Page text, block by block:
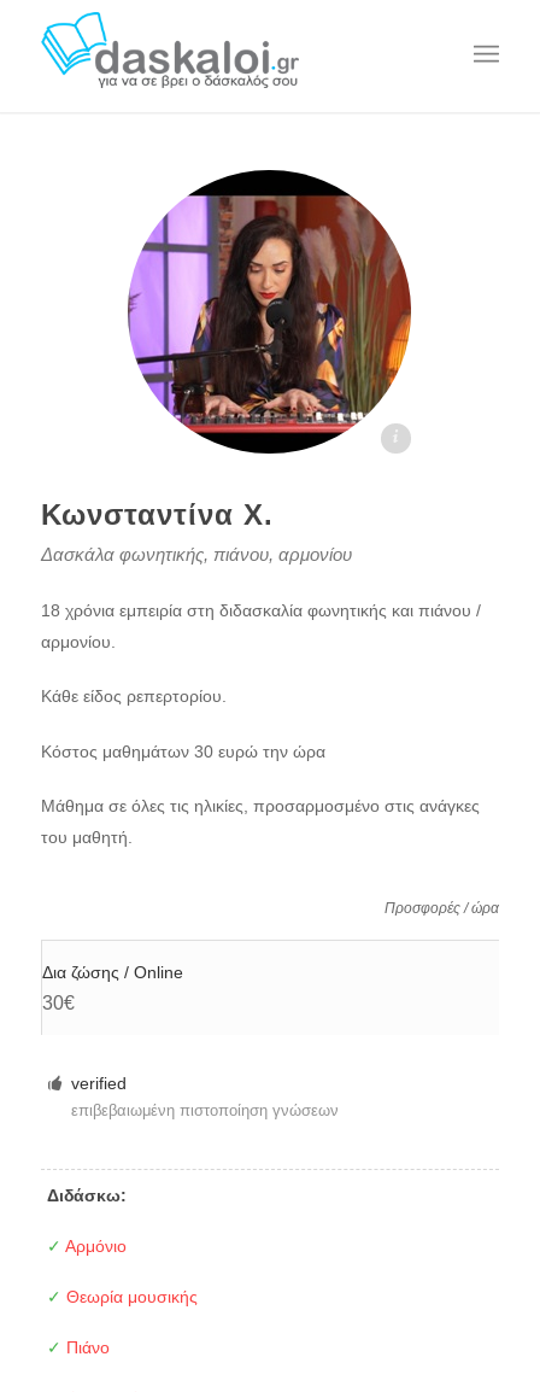
Κωνσταντίνα Χ. daskaloi.gr
Κωνσταντίνα Χ.
Δασκάλα φωνητικής, πιάνου, αρμονίου
18 χρόνια εμπειρία στη διδασκαλία φωνητικής και πιάνου /
αρμονίου.
Κάθε είδος ρεπερτορίου.
Κόστος μαθημάτων 30 ευρώ την ώρα
Μάθημα σε όλες τις ηλικίες, προσαρμοσμένο στις ανάγκες
του μαθητή.
Προσφορές / ώρα
Δια ζώσης / Online
30€
verified
επιβεβαιωμένη πιστοποίηση γνώσεων
Διδάσκω:
✓ Αρμόνιο
✓ Θεωρία μουσικής
✓ Πιάνο